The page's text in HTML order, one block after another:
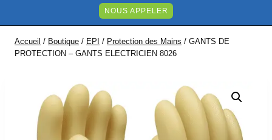
NOUS APPELER
Accueil / Boutique / EPI / Protection des Mains / GANTS DE
PROTECTION – GANTS ELECTRICIEN 8026